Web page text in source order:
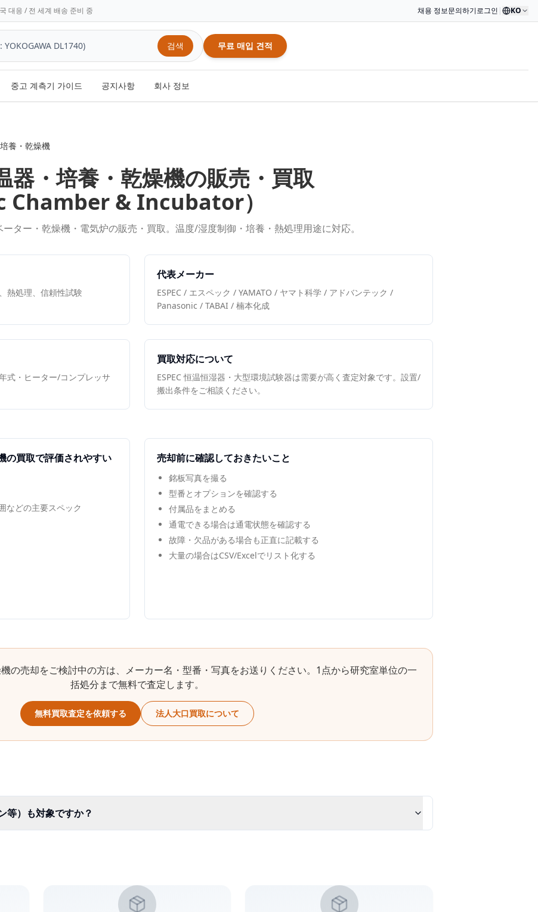
대응 / 전 세계 배송 준비 중 채용 정보문의하기로그인 | KO
검색 무료 매입 견적
중고 계측기 가이드 공지사항 회사 정보
養・乾燥機
器・培養・乾燥機の販売・買取
Chamber & Incubator）
ター・乾燥機・電気炉の販売・買取。温度/湿度制御・培養・熱処理用途に対応。
熱処理、信頼性試験
代表メーカー
ESPEC / エスペック / YAMATO / ヤマト科学 / アドバンテック /
Panasonic / TABAI / 楠本化成
式・ヒーター/コンプレッサ
買取対応について
ESPEC 恒温恒湿器・大型環境試験器は需要が高く査定対象です。設置/
搬出条件をご相談ください。
の買取で評価されやすい
などの主要スペック
売却前に確認しておきたいこと
銘板写真を撮る
型番とオプションを確認する
付属品をまとめる
通電できる場合は通電状態を確認する
故障・欠品がある場合も正直に記載する
大量の場合はCSV/Excelでリスト化する
の売却をご検討中の方は、メーカー名・型番・写真をお送りください。1点から研究室単位の一
括処分まで無料で査定します。
無料買取査定を依頼する 法人大口買取について
等）も対象ですか？